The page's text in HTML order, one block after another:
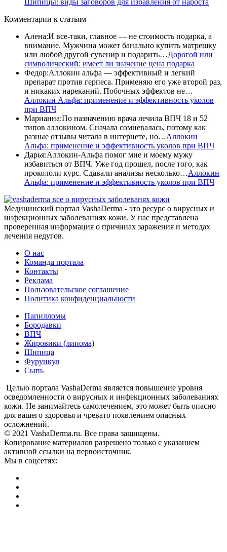
Шипицы: виды заговоров для избавления от нароста
Комментарии к статьям
Алена:И все-таки, главное — не стоимость подарка, а
внимание. Мужчина может банально купить матрешку
или любой другой сувенир и подарить…Дорогой или
символический: имеет ли значение цена подарка
Федор:Аллокин альфа — эффективный и легкий
препарат против герпеса. Применяю его уже второй раз,
и никаких нареканий. Побочных эффектов не…
Аллокин Альфа: применение и эффективность уколов
при ВПЧ
Марианна:По назначению врача лечила ВПЧ 18 и 52
типов аллокином. Сначала сомневалась, потому как
разные отзывы читала в интернете, но…Аллокин
Альфа: применение и эффективность уколов при ВПЧ
Дарья:Аллокин-Альфа помог мне и моему мужу
избавиться от ВПЧ. Уже год прошел, после того, как
прокололи курс. Сдавали анализы несколько…Аллокин
Альфа: применение и эффективность уколов при ВПЧ
все о вирусных заболеванях кожи
Медицинский портал VashaDerma - это ресурс о вирусных и
инфекционных заболеваниях кожи. У нас представлена
проверенная информация о причинах заражения и методах
лечения недугов.
О нас
Команда портала
Контакты
Реклама
Пользовательское соглашение
Политика конфиденциальности
Папилломы
Бородавки
ВПЧ
Жировики (липома)
Шипица
Фурункул
Сыпь
Целью портала VashaDerma является повышение уровня
осведомленности о вирусных и инфекционных заболеваниях
кожи. Не занимайтесь самолечением, это может быть опасно
для вашего здоровья и чревато появлением опасных
осложнений.
© 2021 VashaDerma.ru. Все права защищены.
Копирование материалов разрешено только с указанием
активной ссылки на первоисточник.
Мы в соцсетях: